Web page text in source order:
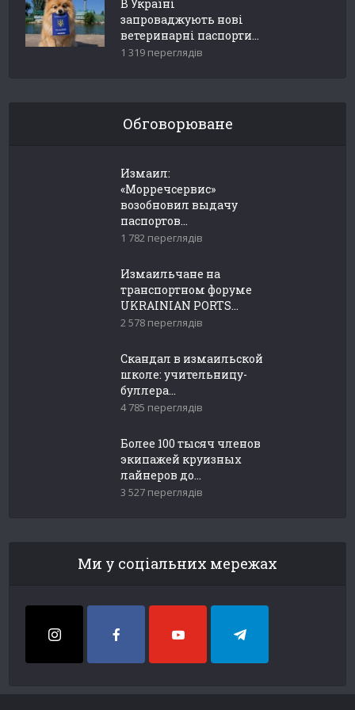
В Україні
запроваджують нові
ветеринарні паспорти...
1 319 переглядів
Обговорюване
Измаил:
«Морречсервис»
возобновил выдачу
паспортов...
1 782 переглядів
Измаильчане на
транспортном форуме
UKRAINIAN PORTS...
2 578 переглядів
Скандал в измаильской
школе: учительницу-
буллера...
4 785 переглядів
Более 100 тысяч членов
экипажей круизных
лайнеров до...
3 527 переглядів
Ми у соціальних мережах